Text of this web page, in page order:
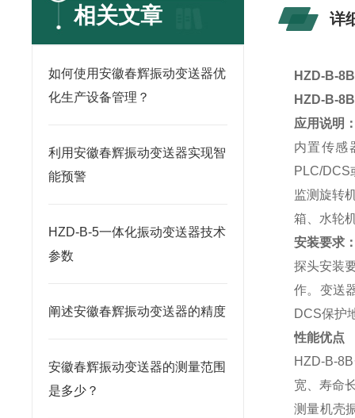
相关文章
如何使用安徽春辉振动变送器优
化生产设备管理？
利用安徽春辉振动变送器实现智
能预警
HZD-B-5一体化振动变送器技术
参数
阐述安徽春辉振动变送器的精度
安徽春辉振动变送器的测量范围
是多少？
详
HZD-B-
HZD-B-
应用说明
内置传感
PLC/DCS
监测旋转
箱、水轮
安装要求
探头安装
作。变送
DCS保护
性能优点
HZD-B-8B
宽、寿命
测量机壳